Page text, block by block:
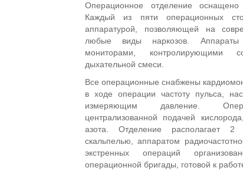
Операционное отделение оснащено
Каждый из пяти операционных
аппаратурой, позволяющей на
любые виды наркозов. Аппараты
мониторами, контролирующими
дыхательной смеси.
Все операционные снабжены
в ходе операции частоту пульса,
измеряющим давление.
централизованной подачей
азота. Отделение располагает 2
скальпелью, аппаратом
экстренных операций
операционной бригады, готовой к